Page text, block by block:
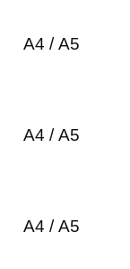
A4 / A5
A4 / A5
A4 / A5